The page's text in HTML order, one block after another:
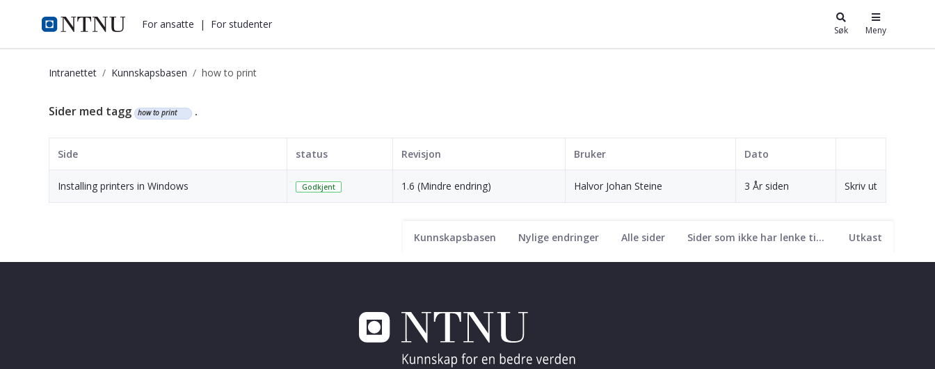
i.ntnu.no For ansatte | For studenter Søk Meny
Intranettet Kunnskapsbasen how to print
Kunnskapsbasen
Kunnskapsbasen Nylige endringer Alle sider Sider som ikke har lenke til seg Utkast
Sider med tagg how to print .
Side status Revisjon Bruker Dato
Installing printers in Windows Godkjent 1.6 (Mindre endring) Halvor Johan Steine 3 År siden Skriv ut